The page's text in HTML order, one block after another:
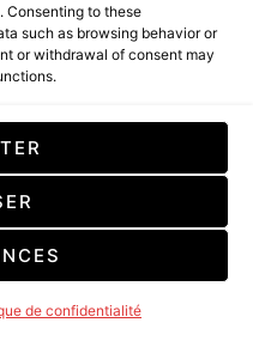
Consenting to these
such as browsing behavior or
or withdrawal of consent may
de confidentialité